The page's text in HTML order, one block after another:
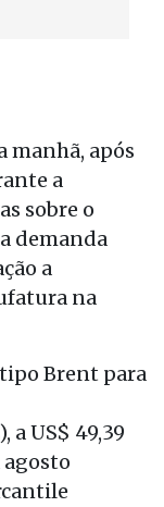
manhã, após
a
sobre o
demanda
a
na
Brent para
US$ 49,39